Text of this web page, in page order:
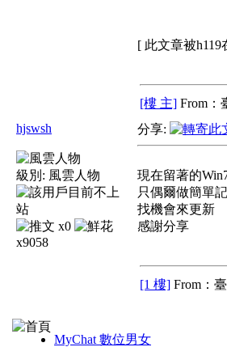
[ 此文章被h119
[樓 主] From：
hjswsh
級別: 風雲人物
x0
x9058
分享:
現在留著的
只偶爾做簡單
找機會來更新
感謝分享
[1 樓] From：
MyChat 數位男女